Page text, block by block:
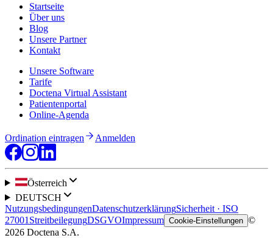
Startseite
Über uns
Blog
Unsere Partner
Kontakt
Unsere Software
Tarife
Doctena Virtual Assistant
Patientenportal
Online-Agenda
Ordination eintragen Anmelden
Österreich
DEUTSCH
NutzungsbedingungenDatenschutzerklärungSicherheit · ISO
27001 StreitbeilegungDSGVOImpressum Cookie-Einstellungen ©
2026 Doctena S.A.